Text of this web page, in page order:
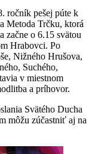
ročník pešej púte k
Metoda Trčku, ktorá
začne o 6.15 svätou
Hrabovci. Po
Nižného Hrušova,
Suchého,
v miestnom
a príhovor.
Svätého Ducha
môžu zúčastniť aj na